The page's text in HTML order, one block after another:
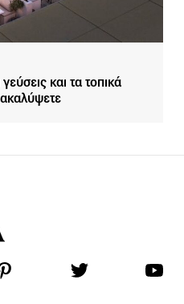
και τα τοπικά